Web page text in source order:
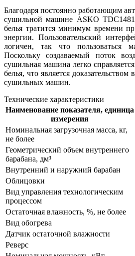
Благодаря постоянно работающим
сушильной машине ASKO
белья тратится минимум времени
энергии. Пользовательский
логичен, так что пользоваться
Поскольку создаваемый поток
сушильная машина легко
белья, что является
сушильных машин.
Технические характеристики
Наименование показателя, единица
измерения
Номинальная загрузочная масса, кг,
не более
Геометрический объем внутреннего
барабана, дм³
Внутренний и наружний барабан
Облицовки
Вид управления технологическим
процессом
Остаточная влажность, %, не более
Вид обогрева
Датчик остаточной влажности
Реверс